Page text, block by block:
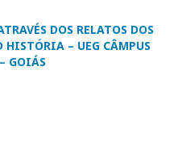
DOS RELATOS DOS
– UEG CÂMPUS
GOIÁS